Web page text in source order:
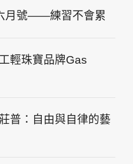
月號——練習不會累
輕珠寶品牌Gas
普：自由與自律的藝